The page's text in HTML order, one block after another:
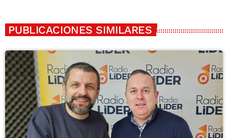
PUBLICACIONES SIMILARES